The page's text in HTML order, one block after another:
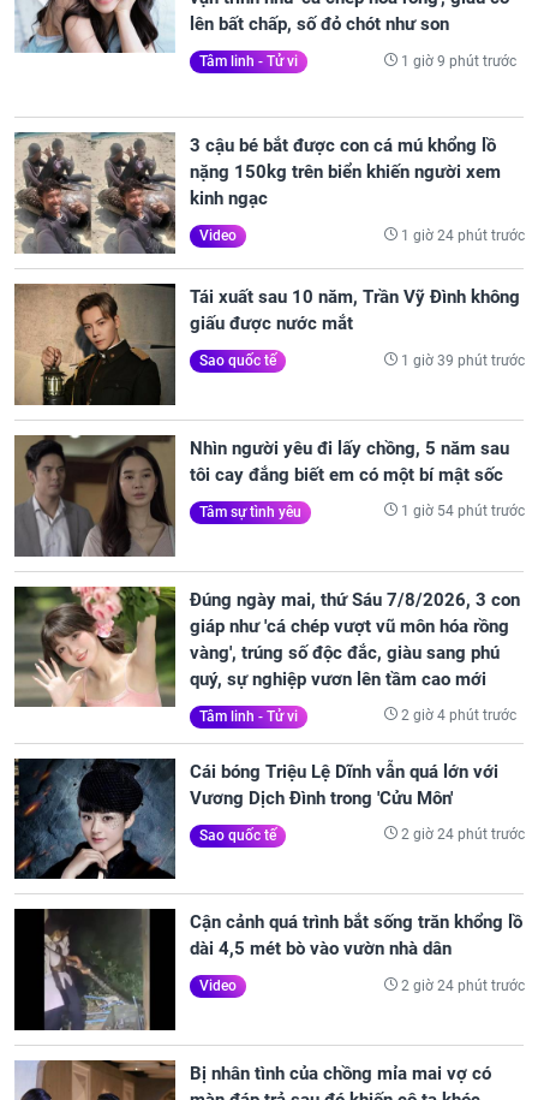
lên bất chấp, số đỏ chót như son
Tâm linh - Tử vi 1 giờ 9 phút trước
3 cậu bé bắt được con cá mú khổng lồ
nặng 150kg trên biển khiến người xem
kinh ngạc
Video 1 giờ 24 phút trước
Tái xuất sau 10 năm, Trần Vỹ Đình không
giấu được nước mắt
Sao quốc tế 1 giờ 39 phút trước
Nhìn người yêu đi lấy chồng, 5 năm sau
tôi cay đắng biết em có một bí mật sốc
Tâm sự tình yêu 1 giờ 54 phút trước
Đúng ngày mai, thứ Sáu 7/8/2026, 3 con
giáp như 'cá chép vượt vũ môn hóa rồng
vàng', trúng số độc đắc, giàu sang phú
quý, sự nghiệp vươn lên tầm cao mới
Tâm linh - Tử vi 2 giờ 4 phút trước
Cái bóng Triệu Lệ Dĩnh vẫn quá lớn với
Vương Dịch Đình trong 'Cửu Môn'
Sao quốc tế 2 giờ 24 phút trước
Cận cảnh quá trình bắt sống trăn khổng lồ
dài 4,5 mét bò vào vườn nhà dân
Video 2 giờ 24 phút trước
Bị nhân tình của chồng mỉa mai vợ có